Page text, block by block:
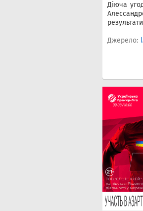
Діюча
Джерело: